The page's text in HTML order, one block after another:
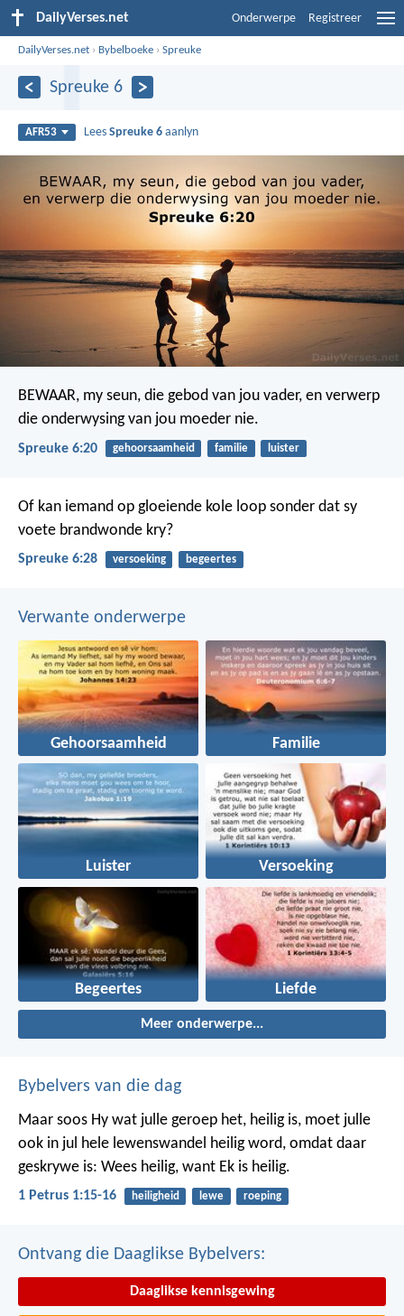
DailyVerses.net Onderwerpe Registreer
DailyVerses.net › Bybelboeke ›Spreuke
Spreuke 6
AFR53 LeesSpreuke 6 aanlyn
BEWAAR, my seun, die gebod van jou vader, en verwerp
die onderwysing van jou moeder nie.
Spreuke 6:20 gehoorsaamheid familie luister
Of kan iemand op gloeiende kole loop sonder dat sy
voete brandwonde kry?
Spreuke 6:28 versoeking begeertes
Verwante onderwerpe
Gehoorsaamheid Familie
Luister Versoeking
Begeertes Liefde
Meer onderwerpe...
Bybelvers van die dag
Maar soos Hy wat julle geroep het, heilig is, moet julle
ook in jul hele lewenswandel heilig word, omdat daar
geskrywe is: Wees heilig, want Ek is heilig.
1 Petrus 1:15-16 heiligheid lewe roeping
Ontvang die Daaglikse Bybelvers:
Daaglikse kennisgewing